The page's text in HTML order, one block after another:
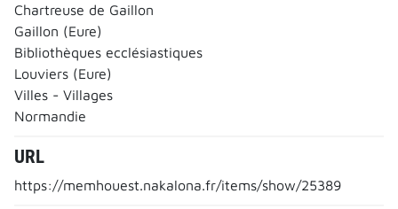
Chartreuse de Gaillon
Gaillon (Eure)
Bibliothèques ecclésiastiques
Louviers (Eure)
Villes - Villages
Normandie
URL
https://memhouest.nakalona.fr/items/show/25389